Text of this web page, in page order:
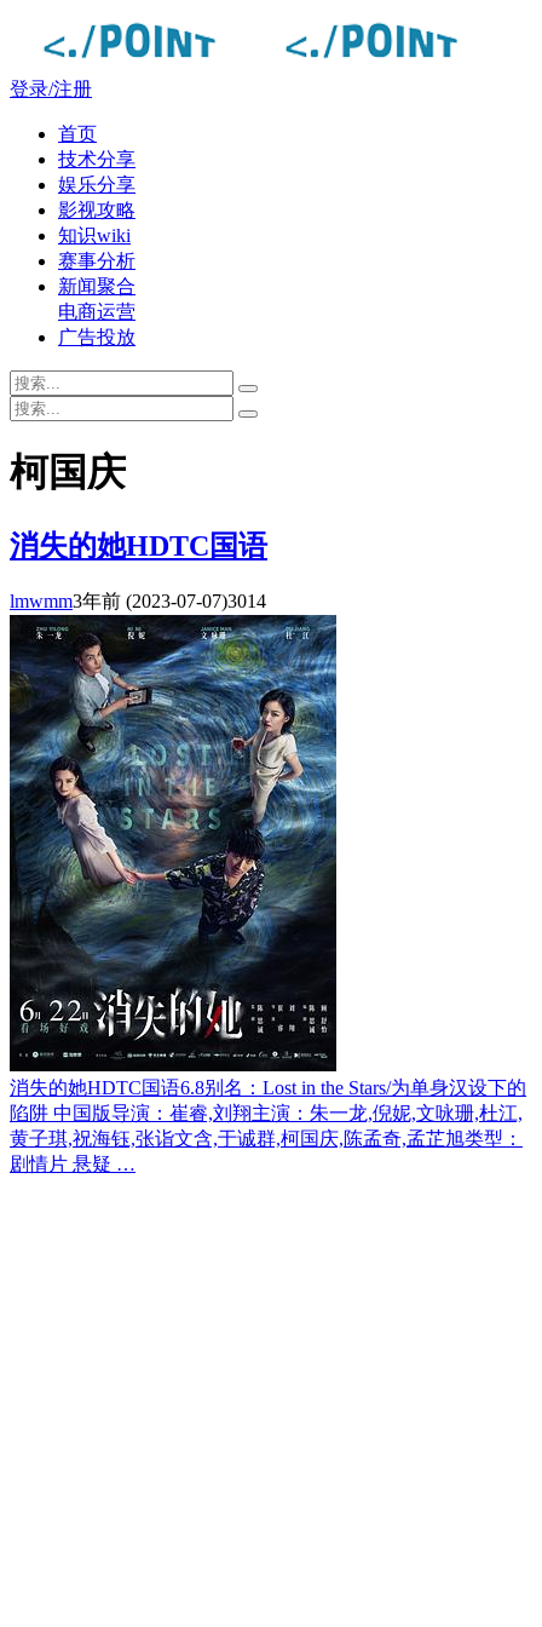
登录/注册
首页
技术分享
娱乐分享
影视攻略
知识wiki
赛事分析
新闻聚合
电商运营
广告投放
柯国庆
消失的她HDTC国语
lmwmm3年前 (2023-07-07)3014
消失的她HDTC国语6.8别名：Lost in the Stars/为单身汉设下的
陷阱 中国版导演：崔睿,刘翔主演：朱一龙,倪妮,文咏珊,杜江,
黄子琪,祝海钰,张诣文含,于诚群,柯国庆,陈孟奇,孟芷旭类型：
剧情片 悬疑 …